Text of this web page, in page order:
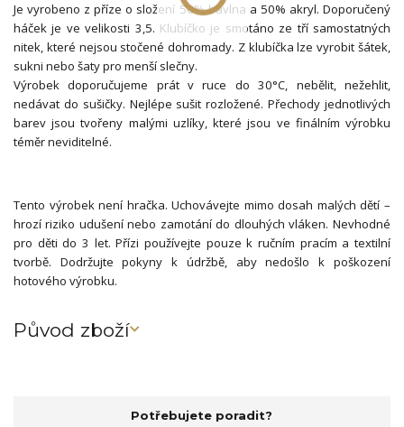
Je vyrobeno z příze o složení 50% bavlna a 50% akryl. Doporučený
háček je ve velikosti 3,5. Klubíčko je smotáno ze tří samostatných
nitek, které nejsou stočené dohromady. Z klubíčka lze vyrobit šátek,
sukni nebo šaty pro menší slečny.
Výrobek doporučujeme prát v ruce do 30°C, nebělit, nežehlit,
nedávat do sušičky. Nejlépe sušit rozložené. Přechody jednotlivých
barev jsou tvořeny malými uzlíky, které jsou ve finálním výrobku
téměr neviditelné.
Tento výrobek není hračka. Uchovávejte mimo dosah malých dětí –
hrozí riziko udušení nebo zamotání do dlouhých vláken. Nevhodné
pro děti do 3 let. Přízi používejte pouze k ručním pracím a textilní
tvorbě. Dodržujte pokyny k údržbě, aby nedošlo k poškození
hotového výrobku.
Původ zboží
Potřebujete poradit?